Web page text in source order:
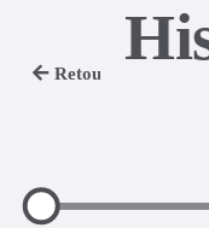
Retour